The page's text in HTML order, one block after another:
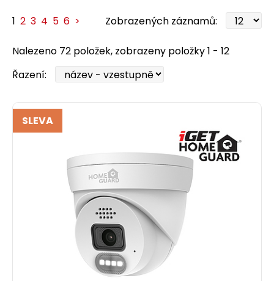
1 2 3 4 5 6 > Zobrazených záznamů:
Nalezeno 72 položek, zobrazeny položky 1 - 12
Řazení:
SLEVA